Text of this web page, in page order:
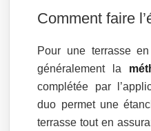
Comment faire
Pour une terrasse
généralement la
complétée par
duo permet une
terrasse tout en